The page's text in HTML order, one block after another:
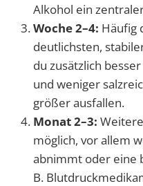
Alkohol ein
Woche 2–4: Häufig
deutlichsten,
du zusätzlich
und weniger
größer ausfallen.
Monat 2–3:
möglich, vor allem
abnimmt oder eine
B.